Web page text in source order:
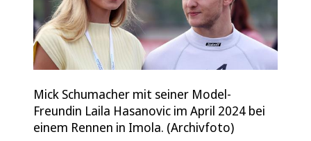
Mick Schumacher mit seiner Model-
Freundin Laila Hasanovic im April 2024 bei
einem Rennen in Imola. (Archivfoto)